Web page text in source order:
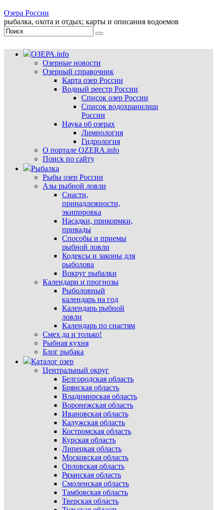
Озера России
рыбалка, охота и отдых; карты и описания водоемов
ОЗЕРА.info
Озерные новости
Озерный справочник
Карта озер России
Водный реестр России
Список озер России
Список водохранилищ
России
Наука об озерах
Лимнология
Гидрология
О портале OZERA.info
Поиск по сайту
Рыбалка
Рыбы озер России
Азы рыбной ловли
Снасти,
принадлежности,
экипировка
Насадки, прикормки,
привады
Способы и приемы
рыбной ловли
Кодексы и законы для
рыболова
Вокруг рыбалки
Календари и прогнозы
Рыболовный
календарь на год
Календарь рыбной
ловли
Календарь по снастям
Смех да и только!
Рыбная кухня
Блог рыбака
Каталог озер
Центральный округ
Белгородская область
Брянская область
Владимирская область
Воронежская область
Ивановская область
Калужская область
Костромская область
Курская область
Липецкая область
Московская область
Орловская область
Рязанская область
Смоленская область
Тамбовская область
Тверская область